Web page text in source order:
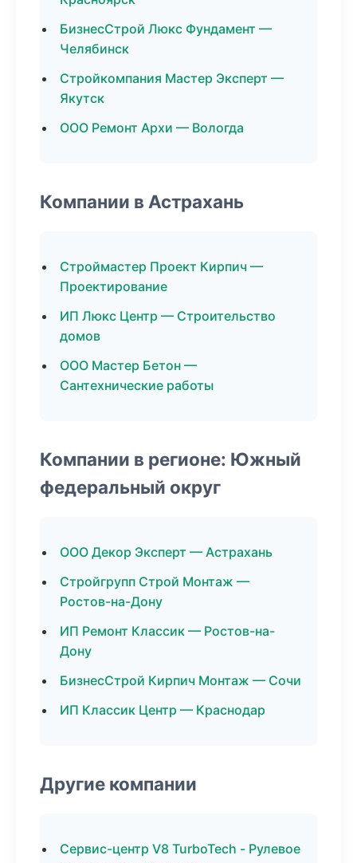
БизнесСтрой Люкс Фундамент —
Челябинск
Стройкомпания Мастер Эксперт —
Якутск
ООО Ремонт Архи — Вологда
Компании в Астрахань
Строймастер Проект Кирпич —
Проектирование
ИП Люкс Центр — Строительство
домов
ООО Мастер Бетон —
Сантехнические работы
Компании в регионе: Южный
федеральный округ
ООО Декор Эксперт — Астрахань
Стройгрупп Строй Монтаж —
Ростов-на-Дону
ИП Ремонт Классик — Ростов-на-
Дону
БизнесСтрой Кирпич Монтаж — Сочи
ИП Классик Центр — Краснодар
Другие компании
Сервис-центр V8 TurboTech - Рулевое